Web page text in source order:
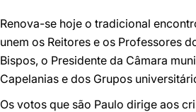
Renova-se hoje o tradicional
unem os Reitores e os Professores
Bispos, o Presidente da Câmara
Capelanias e dos Grupos
Os votos que são Paulo dirige aos